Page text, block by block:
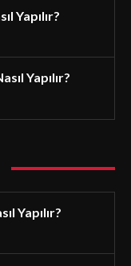
Yapılır?
Yapılır?
Yapılır?